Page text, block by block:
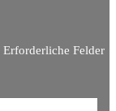
Erforderliche Felder